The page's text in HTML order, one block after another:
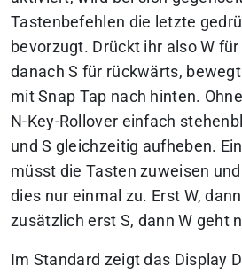
Tastenbefehlen die letzte
bevorzugt. Drückt ihr also W
danach S für rückwärts,
mit Snap Tap nach hinten.
N-Key-Rollover einfach
und S gleichzeitig aufheben.
müsst die Tasten zuweisen
dies nur einmal zu. Erst W,
zusätzlich erst S, dann W geht
Im Standard zeigt das Display